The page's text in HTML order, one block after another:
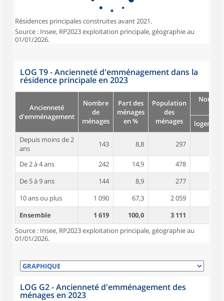
Résidences principales construites avant 2021.
Source : Insee, RP2023 exploitation principale, géographie au
01/01/2026.
LOG T9 - Ancienneté d'emménagement dans la
résidence principale en 2023
Ancienneté
d'emménagement
Nombre
de
ménages
Part des
ménages
en %
Population
des
ménages
logement
Depuis moins de 2
ans
143 8,8 297
De 2 à 4 ans 242 14,9 478
De 5 à 9 ans
144 8,9 277
10 ans ou plus
1 090 67,3 2 059
Ensemble
1 619 100,0 3 111
Source : Insee, RP2023 exploitation principale, géographie au
01/01/2026.
LOG G2 - Ancienneté d'emménagement des
ménages en 2023